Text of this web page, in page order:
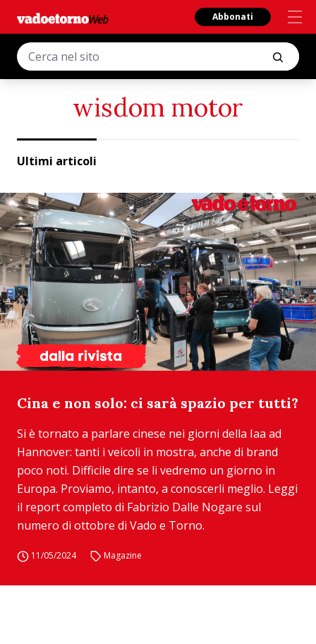
Abbonati
wisdom motor
Ultimi articoli
Cina e non solo: ci sarà spazio per tutti?
Si è tornato a parlare cinese nei giorni della Iaa ad
Hannover: tanti i veicoli in mostra, anche di brand
poco noti. Difficile dire se li vedremo un giorno in
Europa. Proviamo, intanto, a conoscerli meglio. Leggi
il report completo di Fabrizio Dalle Nogare sul
numero di ottobre di Vado e Torno.
11/05/2024 Magazine